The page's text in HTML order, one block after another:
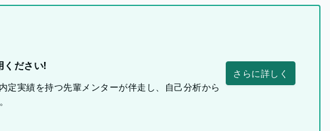
ください!
実績を持つ先輩メンターが伴走し、自己分析から
さらに詳しく